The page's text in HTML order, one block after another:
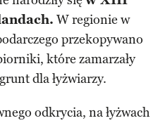
W regionie w
przekopywano
które zamarzały
dla łyżwiarzy.
odkrycia, na łyżwach